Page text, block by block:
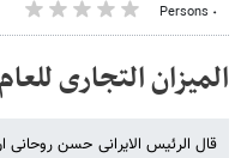
٠ Persons
المیزان التجاری
قال الرئیس الایرانی حسن روحانی